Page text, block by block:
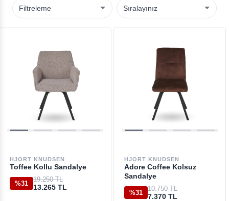
Filtreleme
HJORT KNUDSEN
Toffee Kollu Sandalye
%31
19.250 TL
13.265 TL
HJORT KNUDSEN
Adore Coffee Kolsuz
Sandalye
%31
10.750 TL
7.370 TL